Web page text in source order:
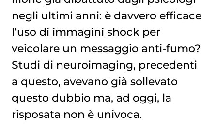
negli ultimi anni: è davvero efficace
l’uso di immagini shock per
veicolare un messaggio anti-fumo?
Studi di neuroimaging, precedenti
a questo, avevano già sollevato
questo dubbio ma, ad oggi, la
risposata non è univoca.